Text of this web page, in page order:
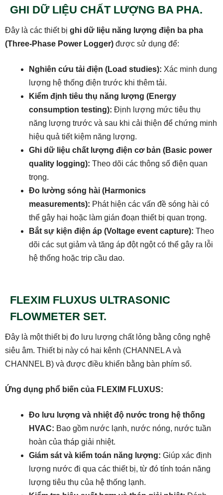
GHI DỮ LIỆU CHẤT LƯỢNG BA PHA.
Đây là các thiết bị ghi dữ liệu năng lượng điện ba pha
(Three-Phase Power Logger) được sử dụng để:
Nghiên cứu tải điện (Load studies): Xác minh dung
lượng hệ thống điện trước khi thêm tải.
Kiểm định tiêu thụ năng lượng (Energy
consumption testing): Định lượng mức tiêu thụ
năng lượng trước và sau khi cải thiện để chứng minh
hiệu quả tiết kiệm năng lượng.
Ghi dữ liệu chất lượng điện cơ bản (Basic power
quality logging): Theo dõi các thông số điện quan
trọng.
Đo lường sóng hài (Harmonics
measurements): Phát hiện các vấn đề sóng hài có
thể gây hại hoặc làm gián đoạn thiết bị quan trọng.
Bắt sự kiện điện áp (Voltage event capture): Theo
dõi các sụt giảm và tăng áp đột ngột có thể gây ra lỗi
hệ thống hoặc trip cầu dao.
FLEXIM FLUXUS ULTRASONIC
FLOWMETER SET.
Đây là một thiết bị đo lưu lượng chất lỏng bằng công nghệ
siêu âm. Thiết bị này có hai kênh (CHANNEL A và
CHANNEL B) và được điều khiển bằng bàn phím số.
Ứng dụng phổ biến của FLEXIM FLUXUS:
Đo lưu lượng và nhiệt độ nước trong hệ thống
HVAC: Bao gồm nước lạnh, nước nóng, nước tuần
hoàn của tháp giải nhiệt.
Giám sát và kiểm toán năng lượng: Giúp xác định
lượng nước đi qua các thiết bị, từ đó tính toán năng
lượng tiêu thụ của hệ thống lạnh.